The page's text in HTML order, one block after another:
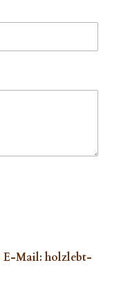
E-Mail: holzlebt-